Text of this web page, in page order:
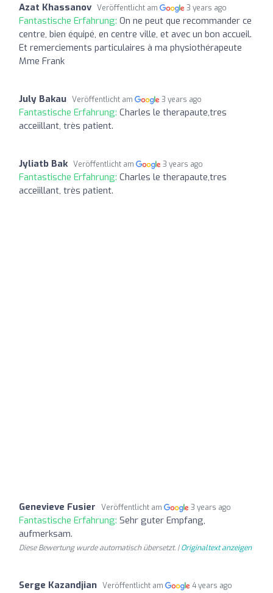
Azat Khassanov Veröffentlicht am 3 years ago
Fantastische Erfahrung: On ne peut que recommander ce
centre, bien équipé, en centre ville, et avec un bon accueil.
Et remerciements particulaires à ma physiothérapeute
Mme Frank
July Bakau Veröffentlicht am 3 years ago
Fantastische Erfahrung: Charles le therapaute,tres
acceiillant, très patient.
Jyliatb Bak Veröffentlicht am 3 years ago
Fantastische Erfahrung: Charles le therapaute,tres
acceiillant, très patient.
Genevieve Fusier Veröffentlicht am 3 years ago
Fantastische Erfahrung: Sehr guter Empfang,
aufmerksam.
Diese Bewertung wurde automatisch übersetzt. |Originaltext anzeigen
Serge Kazandjian Veröffentlicht am 4 years ago